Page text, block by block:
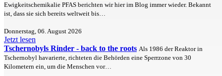
Ewigkeitschemikalie PFAS berichten wir hier im Blog immer wieder. Bekannt
ist, dass sie sich bereits weltweit bis…
Donnerstag, 06. August 2026
Jetzt lesen
Tschernobyls Rinder - back to the roots Als 1986 der Reaktor in
Tschernobyl havarierte, richteten die Behörden eine Sperrzone von 30
Kilometern ein, um die Menschen vor…